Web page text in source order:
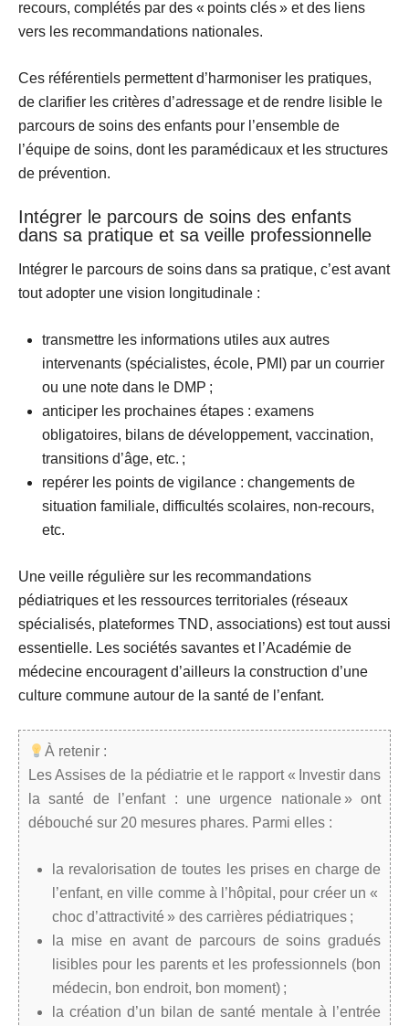
recours, complétés par des « points clés » et des liens
vers les recommandations nationales.
Ces référentiels permettent d’harmoniser les pratiques,
de clarifier les critères d’adressage et de rendre lisible le
parcours de soins des enfants pour l’ensemble de
l’équipe de soins, dont les paramédicaux et les structures
de prévention.
Intégrer le parcours de soins des enfants
dans sa pratique et sa veille professionnelle
Intégrer le parcours de soins dans sa pratique, c’est avant
tout adopter une vision longitudinale :
transmettre les informations utiles aux autres
intervenants (spécialistes, école, PMI) par un courrier
ou une note dans le DMP ;
anticiper les prochaines étapes : examens
obligatoires, bilans de développement, vaccination,
transitions d’âge, etc. ;
repérer les points de vigilance : changements de
situation familiale, difficultés scolaires, non-recours,
etc.
Une veille régulière sur les recommandations
pédiatriques et les ressources territoriales (réseaux
spécialisés, plateformes TND, associations) est tout aussi
essentielle. Les sociétés savantes et l’Académie de
médecine encouragent d’ailleurs la construction d’une
culture commune autour de la santé de l’enfant.
À retenir :
Les Assises de la pédiatrie et le rapport « Investir dans
la santé de l’enfant : une urgence nationale » ont
débouché sur 20 mesures phares. Parmi elles :
la revalorisation de toutes les prises en charge de
l’enfant, en ville comme à l’hôpital, pour créer un «
choc d’attractivité » des carrières pédiatriques ;
la mise en avant de parcours de soins gradués
lisibles pour les parents et les professionnels (bon
médecin, bon endroit, bon moment) ;
la création d’un bilan de santé mentale à l’entrée